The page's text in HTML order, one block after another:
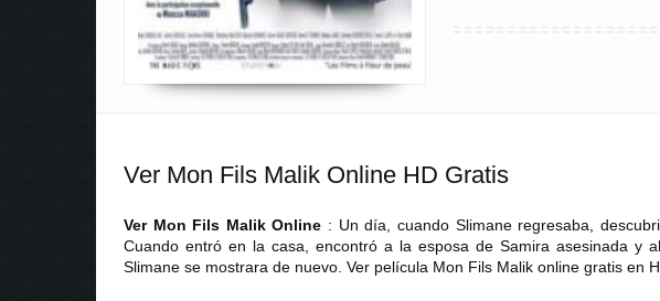
Ver Mon Fils Malik Online HD Gratis
Ver Mon Fils Malik Online : Un día, cuando Slimane regresaba,
Cuando entró en la casa, encontró a la esposa de Samira asesinada y
Slimane se mostrara de nuevo. Ver película Mon Fils Malik online gratis en